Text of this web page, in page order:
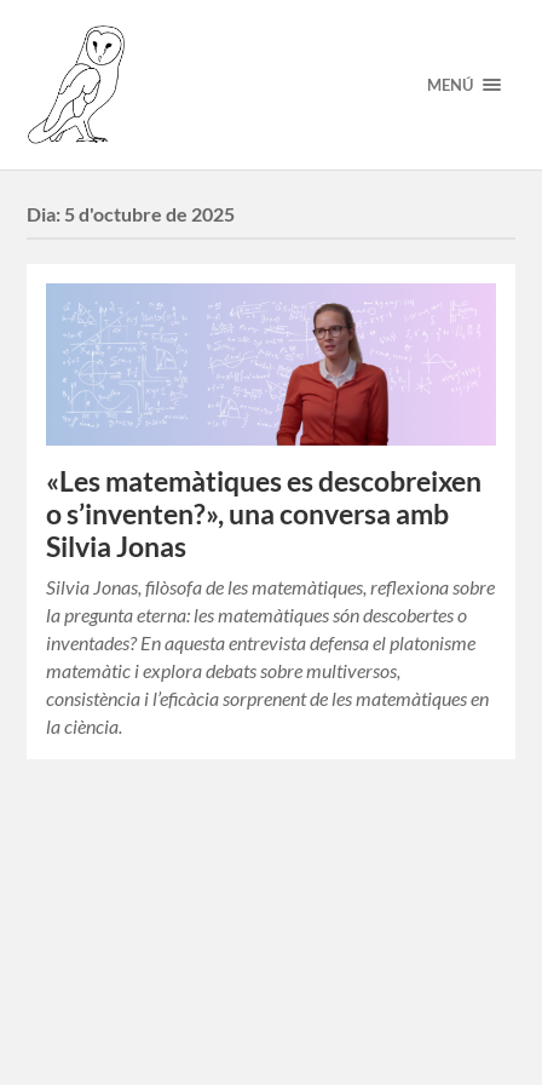
MENÚ
Dia: 5 d'octubre de 2025
«Les matemàtiques es descobreixen
o s’inventen?», una conversa amb
Silvia Jonas
Silvia Jonas, filòsofa de les matemàtiques, reflexiona sobre
la pregunta eterna: les matemàtiques són descobertes o
inventades? En aquesta entrevista defensa el platonisme
matemàtic i explora debats sobre multiversos,
consistència i l’eficàcia sorprenent de les matemàtiques en
la ciència.